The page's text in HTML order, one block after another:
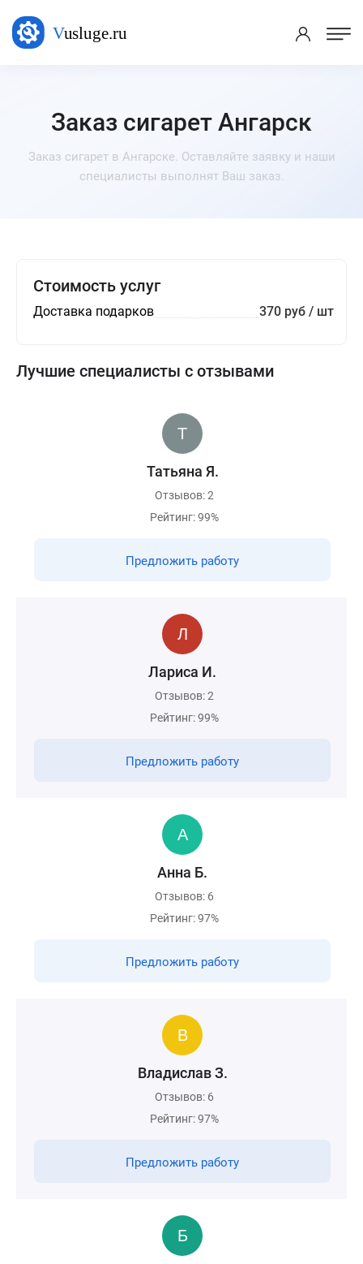
Заказ сигарет Ангарск
Заказ сигарет в Ангарске. Оставляйте заявку и наши
специалисты выполнят Ваш заказ.
Стоимость услуг
Доставка подарков 370 руб / шт
Лучшие специалисты с отзывами
Татьяна Я.
Отзывов: 2
Рейтинг: 99%
Предложить работу
Лариса И.
Отзывов: 2
Рейтинг: 99%
Предложить работу
Анна Б.
Отзывов: 6
Рейтинг: 97%
Предложить работу
Владислав З.
Отзывов: 6
Рейтинг: 97%
Предложить работу